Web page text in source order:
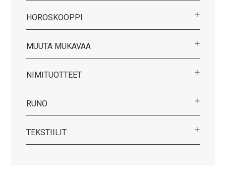
HOROSKOOPPI
MUUTA MUKAVAA
NIMITUOTTEET
RUNO
TEKSTIILIT